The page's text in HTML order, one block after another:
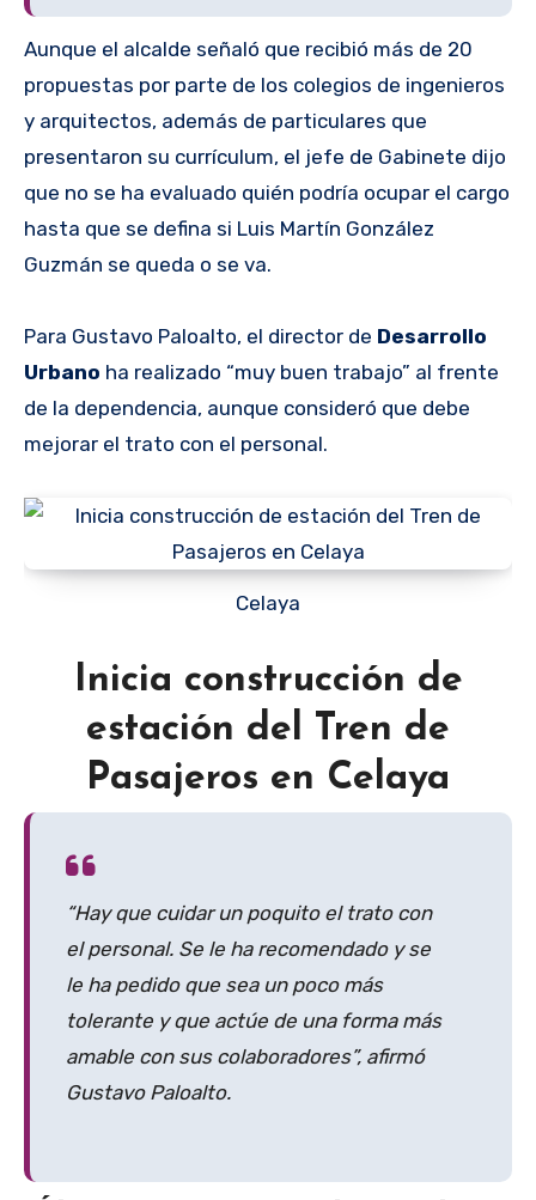
Aunque el alcalde señaló que recibió más de 20
propuestas por parte de los colegios de ingenieros
y arquitectos, además de particulares que
presentaron su currículum, el jefe de Gabinete dijo
que no se ha evaluado quién podría ocupar el cargo
hasta que se defina si Luis Martín González
Guzmán se queda o se va.
Para Gustavo Paloalto, el director de Desarrollo
Urbano ha realizado “muy buen trabajo” al frente
de la dependencia, aunque consideró que debe
mejorar el trato con el personal.
Celaya
Inicia construcción de
estación del Tren de
Pasajeros en Celaya
“Hay que cuidar un poquito el trato con
el personal. Se le ha recomendado y se
le ha pedido que sea un poco más
tolerante y que actúe de una forma más
amable con sus colaboradores”, afirmó
Gustavo Paloalto.